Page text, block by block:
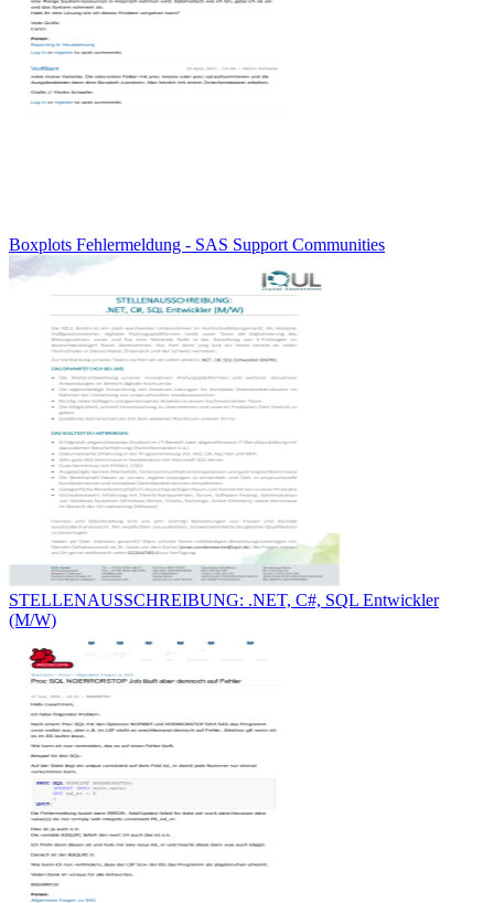
Boxplots Fehlermeldung - SAS Support Communities
STELLENAUSSCHREIBUNG: .NET, C#, SQL Entwickler
(M/W)